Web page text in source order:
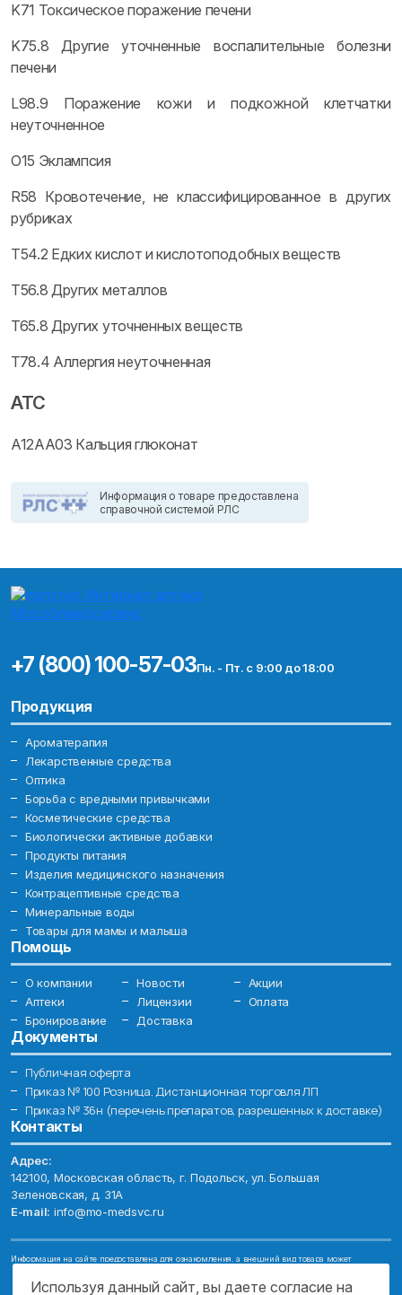
K71 Токсическое поражение печени
K75.8 Другие уточненные воспалительные болезни
печени
L98.9 Поражение кожи и подкожной клетчатки
неуточненное
O15 Эклампсия
R58 Кровотечение, не классифицированное в других
рубриках
T54.2 Едких кислот и кислотоподобных веществ
T56.8 Других металлов
T65.8 Других уточненных веществ
T78.4 Аллергия неуточненная
ATC
A12AA03 Кальция глюконат
Информация о товаре предоставлена
справочной системой РЛС
+7 (800) 100-57-03Пн. - Пт. с 9:00 до 18:00
Продукция
Ароматерапия
Лекарственные средства
Оптика
Борьба с вредными привычками
Косметические средства
Биологически активные добавки
Продукты питания
Изделия медицинского назначения
Контрацептивные средства
Минеральные воды
Товары для мамы и малыша
Помощь
О компании Новости
Акции
Аптеки
Лицензии
Оплата
Бронирование
Доставка
Документы
Публичная оферта
Приказ № 100 Розница. Дистанционная торговля ЛП
Приказ № 36н (перечень препаратов, разрешенных к доставке)
Контакты
Адрес:
142100, Московская область, г. Подольск, ул. Большая
Зеленовская, д. 31А
E-mail: info@mo-medsvc.ru
Информация на сайте предоставлена для ознакомления, а внешний вид товара может
Имеются противопоказания, проконсультируйтесь со специалистом!
Используя данный сайт, вы даете согласие на